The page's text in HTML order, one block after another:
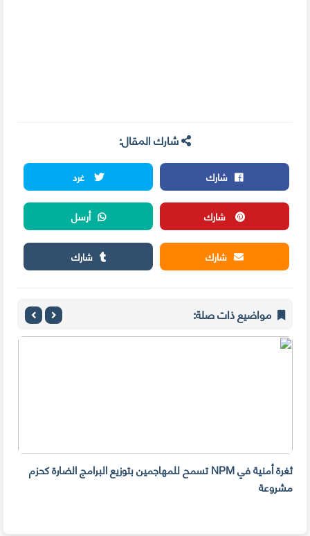
شارك المقال:
شارك
غرد
شارك
أرسل
شارك
شارك
مواضيع ذات صلة:
ثغرة أمنية في NPM تسمح للمهاجمين بتوزيع البرامج الضارة كحزم
مشروعة